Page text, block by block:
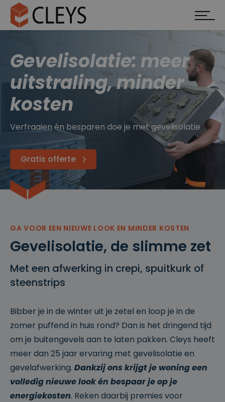
Gevelisolatie: meer
uitstraling, minder
kosten
Verfraaien én besparen doe je met gevelisolatie
Gratis offerte
GA VOOR EEN NIEUWE LOOK EN MINDER KOSTEN
Gevelisolatie, de slimme zet
Met een afwerking in crepi, spuitkurk of
steenstrips
Bibber je in de winter uit je zetel en loop je in de
zomer puffend in huis rond? Dan is het dringend tijd
om je buitengevels aan te laten pakken. Cleys heeft
meer dan 25 jaar ervaring met gevelisolatie en
gevelafwerking. Dankzij ons krijgt je woning een
volledig nieuwe look én bespaar je op je
energiekosten. Reken daarbij premies voor